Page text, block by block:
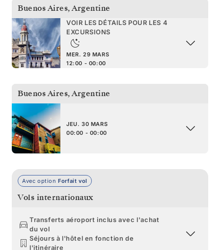
Buenos Aires,Argentine
VOIR LES DÉTAILS POUR LES 4
EXCURSIONS
MER. 29 MARS
12:00 - 00:00
Buenos Aires,Argentine
JEU. 30 MARS
00:00 - 00:00
Avec option Forfait vol
Vols internationaux
Transferts aéroport inclus avec l'achat
du vol
Séjours à l'hôtel en fonction de
l'itinéraire